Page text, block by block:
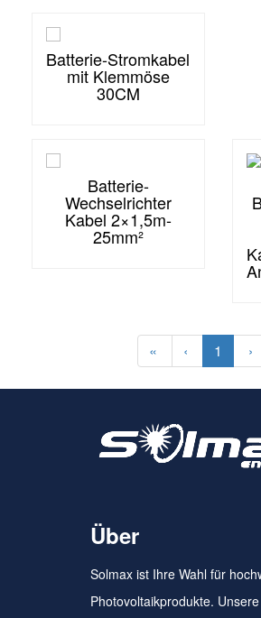
Batterie-Stromkabel
mit Klemmöse
30CM
Batterie-
Wechselrichter
Kabel 2×1,5m-
25mm²
« ‹ 1 ›
Über
Solmax ist Ihre Wahl für
Photovoltaikprodukte.